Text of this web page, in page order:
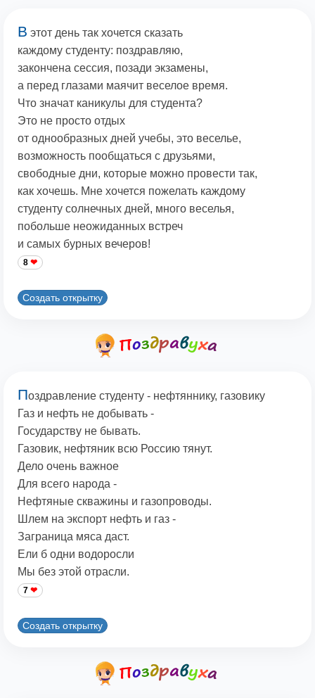
В этот день так хочется сказать
каждому студенту: поздравляю,
закончена сессия, позади экзамены,
а перед глазами маячит веселое время.
Что значат каникулы для студента?
Это не просто отдых
от однообразных дней учебы, это веселье,
возможность пообщаться с друзьями,
свободные дни, которые можно провести так,
как хочешь. Мне хочется пожелать каждому
студенту солнечных дней, много веселья,
побольше неожиданных встреч
и самых бурных вечеров!
8
Создать открытку
Поздравление студенту - нефтяннику, газовику
Газ и нефть не добывать -
Государству не бывать.
Газовик, нефтяник всю Россию тянут.
Дело очень важное
Для всего народа -
Нефтяные скважины и газопроводы.
Шлем на экспорт нефть и газ -
Заграница мяса даст.
Ели б одни водоросли
Мы без этой отрасли.
7
Создать открытку